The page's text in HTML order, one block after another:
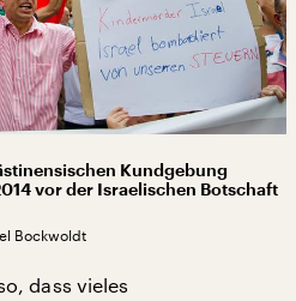
Kundgebung
vor der Israelischen Botschaft
Bockwoldt
dass vieles